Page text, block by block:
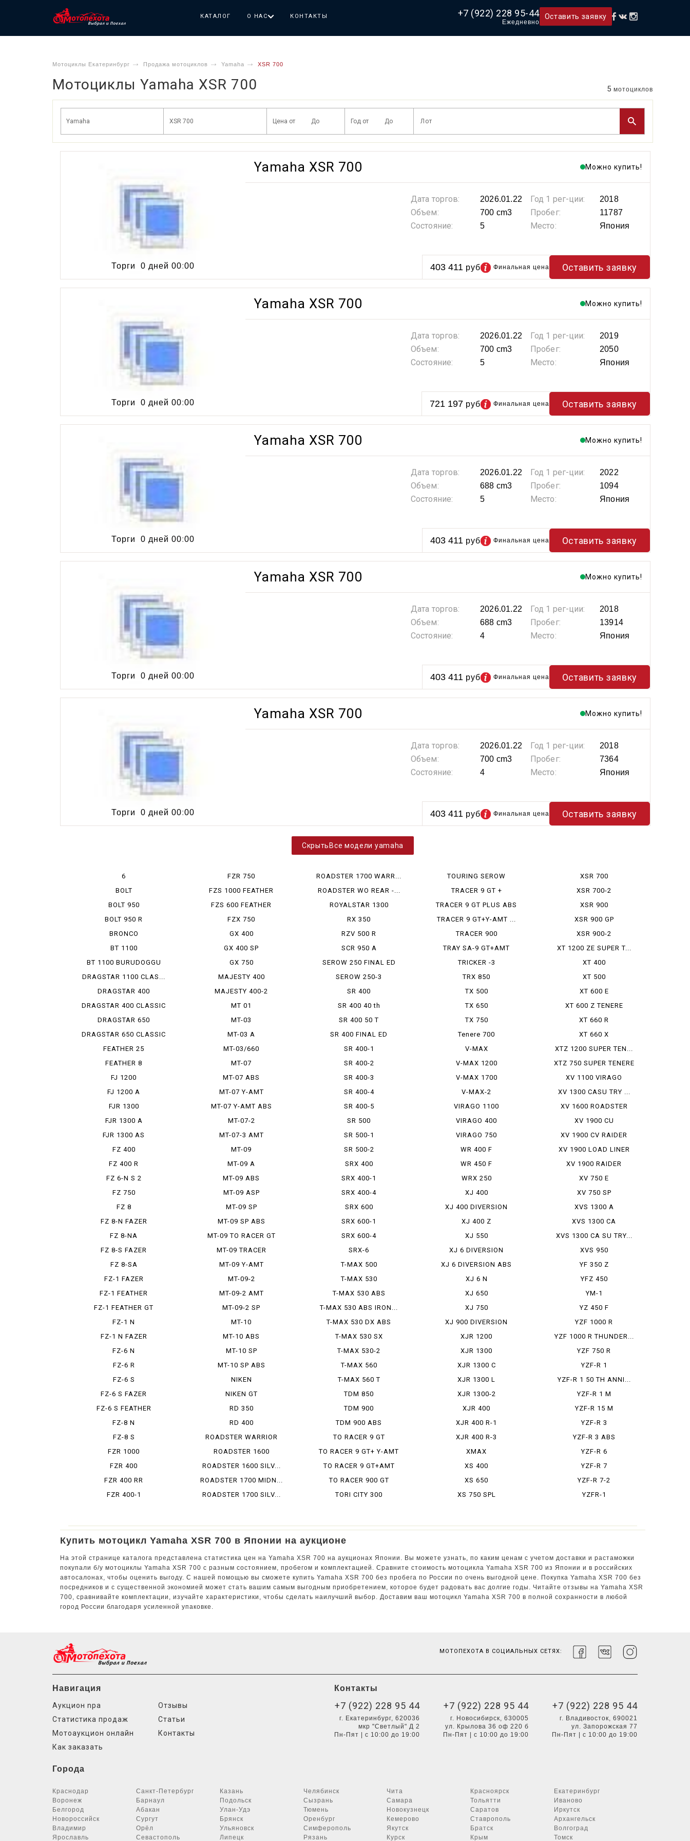
КАТАЛОГ О НАС КОНТАКТЫ +7 (922) 228 95-44
Ежедневно
Оставить заявку
Мотоциклы Екатеринбург Продажа мотоциклов Yamaha XSR 700
Мотоциклы Yamaha XSR 700 5 мотоциклов
Торги 0 дней 00:00
Yamaha XSR 700 Можно купить!
Дата торгов: 2026.01.22 Год 1 рег-ции: 2018
Объем: 700 cm3 Пробег: 11787
Состояние: 5 Место: Япония
403 411 руб Финальная цена Оставить заявку
Торги 0 дней 00:00
Yamaha XSR 700 Можно купить!
Дата торгов: 2026.01.22 Год 1 рег-ции: 2019
Объем: 700 cm3 Пробег: 2050
Состояние: 5 Место: Япония
721 197руб Финальная цена Оставить заявку
Торги 0 дней 00:00
Yamaha XSR 700 Можно купить!
Дата торгов: 2026.01.22 Год 1 рег-ции: 2022
Объем: 688 cm3 Пробег: 1094
Состояние: 5 Место: Япония
403 411 руб Финальная цена Оставить заявку
Торги 0 дней 00:00
Yamaha XSR 700 Можно купить!
Дата торгов: 2026.01.22 Год 1 рег-ции: 2018
Объем: 688 cm3 Пробег: 13914
Состояние: 4 Место: Япония
403 411 руб Финальная цена Оставить заявку
Торги 0 дней 00:00
Yamaha XSR 700 Можно купить!
Дата торгов: 2026.01.22 Год 1 рег-ции: 2018
Объем: 700 cm3 Пробег: 7364
Состояние: 4 Место: Япония
403 411 руб Финальная цена Оставить заявку
Все модели yamaha
6
BOLT
BOLT 950
BOLT 950 R
BRONCO
BT 1100
BT 1100 BURUDOGGU
DRAGSTAR 1100 CLAS...
DRAGSTAR 400
DRAGSTAR 400 CLASSIC
DRAGSTAR 650
DRAGSTAR 650 CLASSIC
FEATHER 25
FEATHER 8
FJ 1200
FJ 1200 A
FJR 1300
FJR 1300 A
FJR 1300 AS
FZ 400
FZ 400 R
FZ 6-N S 2
FZ 750
FZ 8
FZ 8-N FAZER
FZ 8-NA
FZ 8-S FAZER
FZ 8-SA
FZ-1 FAZER
FZ-1 FEATHER
FZ-1 FEATHER GT
FZ-1 N
FZ-1 N FAZER
FZ-6 N
FZ-6 R
FZ-6 S
FZ-6 S FAZER
FZ-6 S FEATHER
FZ-8 N
FZ-8 S
FZR 1000
FZR 400
FZR 400 RR
FZR 400-1
FZR 750
FZS 1000 FEATHER
FZS 600 FEATHER
FZX 750
GX 400
GX 400 SP
GX 750
MAJESTY 400
MAJESTY 400-2
MT 01
MT-03
MT-03 A
MT-03/660
MT-07
MT-07 ABS
MT-07 Y-AMT
MT-07 Y-AMT ABS
MT-07-2
MT-07-3 AMT
MT-09
MT-09 A
MT-09 ABS
MT-09 ASP
MT-09 SP
MT-09 SP ABS
MT-09 TO RACER GT
MT-09 TRACER
MT-09 Y-AMT
MT-09-2
MT-09-2 AMT
MT-09-2 SP
MT-10
MT-10 ABS
MT-10 SP
MT-10 SP ABS
NIKEN
NIKEN GT
RD 350
RD 400
ROADSTER WARRIOR
ROADSTER 1600
ROADSTER 1600 SILV...
ROADSTER 1700 MIDN...
ROADSTER 1700 SILV...
ROADSTER 1700 WARR...
ROADSTER WO REAR -...
ROYALSTAR 1300
RX 350
RZV 500 R
SCR 950 A
SEROW 250 FINAL ED
SEROW 250-3
SR 400
SR 400 40 th
SR 400 50 T
SR 400 FINAL ED
SR 400-1
SR 400-2
SR 400-3
SR 400-4
SR 400-5
SR 500
SR 500-1
SR 500-2
SRX 400
SRX 400-1
SRX 400-4
SRX 600
SRX 600-1
SRX 600-4
SRX-6
T-MAX 500
T-MAX 530
T-MAX 530 ABS
T-MAX 530 ABS IRON...
T-MAX 530 DX ABS
T-MAX 530 SX
T-MAX 530-2
T-MAX 560
T-MAX 560 T
TDM 850
TDM 900
TDM 900 ABS
TO RACER 9 GT
TO RACER 9 GT+ Y-AMT
TO RACER 9 GT+AMT
TO RACER 900 GT
TORI CITY 300
TOURING SEROW
TRACER 9 GT +
TRACER 9 GT PLUS ABS
TRACER 9 GT+Y-AMT ...
TRACER 900
TRAY SA-9 GT+AMT
TRICKER -3
TRX 850
TX 500
TX 650
TX 750
Tenere 700
V-MAX
V-MAX 1200
V-MAX 1700
V-MAX-2
VIRAGO 1100
VIRAGO 400
VIRAGO 750
WR 400 F
WR 450 F
WRX 250
XJ 400
XJ 400 DIVERSION
XJ 400 Z
XJ 550
XJ 6 DIVERSION
XJ 6 DIVERSION ABS
XJ 6 N
XJ 650
XJ 750
XJ 900 DIVERSION
XJR 1200
XJR 1300
XJR 1300 C
XJR 1300 L
XJR 1300-2
XJR 400
XJR 400 R-1
XJR 400 R-3
XMAX
XS 400
XS 650
XS 750 SPL
XSR 700
XSR 700-2
XSR 900
XSR 900 GP
XSR 900-2
XT 1200 ZE SUPER T...
XT 400
XT 500
XT 600 E
XT 600 Z TENERE
XT 660 R
XT 660 X
XTZ 1200 SUPER TEN...
XTZ 750 SUPER TENERE
XV 1100 VIRAGO
XV 1300 CASU TRY ...
XV 1600 ROADSTER
XV 1900 CU
XV 1900 CV RAIDER
XV 1900 LOAD LINER
XV 1900 RAIDER
XV 750 E
XV 750 SP
XVS 1300 A
XVS 1300 CA
XVS 1300 CA SU TRY...
XVS 950
YF 350 Z
YFZ 450
YM-1
YZ 450 F
YZF 1000 R
YZF 1000 R THUNDER...
YZF 750 R
YZF-R 1
YZF-R 1 50 TH ANNI...
YZF-R 1 M
YZF-R 15 M
YZF-R 3
YZF-R 3 ABS
YZF-R 6
YZF-R 7
YZF-R 7-2
YZFR-1
Купить мотоцикл Yamaha XSR 700 в Японии на аукционе
На этой странице каталога представлена статистика цен на Yamaha XSR 700 на аукционах Японии. Вы можете узнать, по каким ценам с учетом доставки и растаможки
покупали б/у мотоциклы Yamaha XSR 700 с разным состоянием, пробегом и комплектацией. Сравните стоимость мотоцикла Yamaha XSR 700 из Японии и в российских
автосалонах, чтобы оценить выгоду. С нашей помощью вы сможете купить Yamaha XSR 700 без пробега по России по очень выгодной цене. Покупка Yamaha XSR 700 без
посредников и с существенной экономией может стать вашим самым выгодным приобретением, которое будет радовать вас долгие годы. Читайте отзывы на Yamaha XSR
700, сравнивайте комплектации, изучайте характеристики, чтобы сделать наилучший выбор. Доставим ваш мотоцикл Yamaha XSR 700 в полной сохранности в любой
город России благодаря усиленной упаковке.
МОТОПЕХОТА В СОЦИАЛЬНЫХ СЕТЯХ:
Навигация
Аукцион npa
Статистика продаж
Мотоаукцион онлайн
Как заказать
Отзывы
Статьи
Контакты
Контакты
+7 (922) 228 95 44
г. Екатеринбург, 620036
мкр "Светлый" Д 2
Пн-Пят | с 10:00 до 19:00
+7 (922) 228 95 44
г. Новосибирск, 630005
ул. Крылова 36 оф 220 б
Пн-Пят | с 10:00 до 19:00
+7 (922) 228 95 44
г. Владивосток, 690021
ул. Запорожская 77
Пн-Пят | с 10:00 до 19:00
Города
Краснодар Санкт-Петербург Казань Челябинск Чита Красноярск
Екатеринбург
Воронеж
Барнаул Подольск Сызрань Самара Тольятти
Иваново
Белгород
Абакан Улан-Удэ Тюмень Новокузнецк Саратов
Иркутск
Новороссийск
Сургут Брянск Оренбург Кемерово Ставрополь
Архангельск
Владимир
Орёл Ульяновск Симферополь Якутск Братск
Волгоград
Ярославль
Севастополь Липецк Рязань Курск Крым Томск